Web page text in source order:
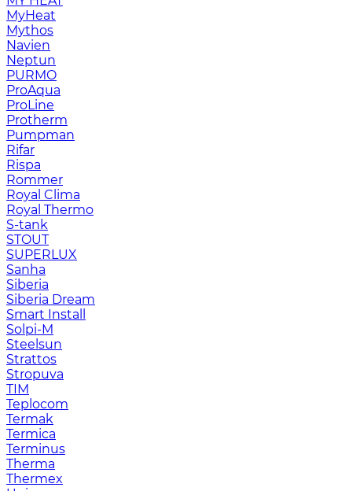
MyHeat
Mythos
Navien
Neptun
PURMO
ProAqua
ProLine
Protherm
Pumpman
Rifar
Rispa
Rommer
Royal Clima
Royal Thermo
S-tank
STOUT
SUPERLUX
Sanha
Siberia
Siberia Dream
Smart Install
Solpi-M
Steelsun
Strattos
Stropuva
TIM
Teplocom
Termak
Termica
Terminus
Therma
Thermex